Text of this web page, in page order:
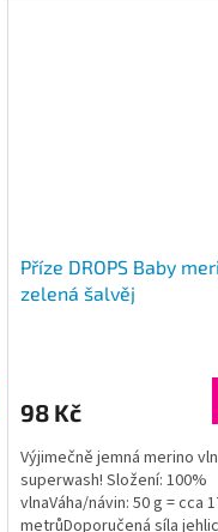
Příze DROPS Baby
zelená šalvěj
je
z
5
hvězdiček.
98 Kč
Výjimečně jemná merino
superwash! Složení: 100%
vlnaVáha/návin: 50 g = cca
metrůDoporučená síla